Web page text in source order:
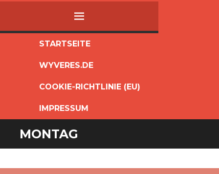
MENÜ
SPRINGEN
STARTSEITE
WYVERES.DE
COOKIE-RICHTLINIE (EU)
IMPRESSUM
MONTAG